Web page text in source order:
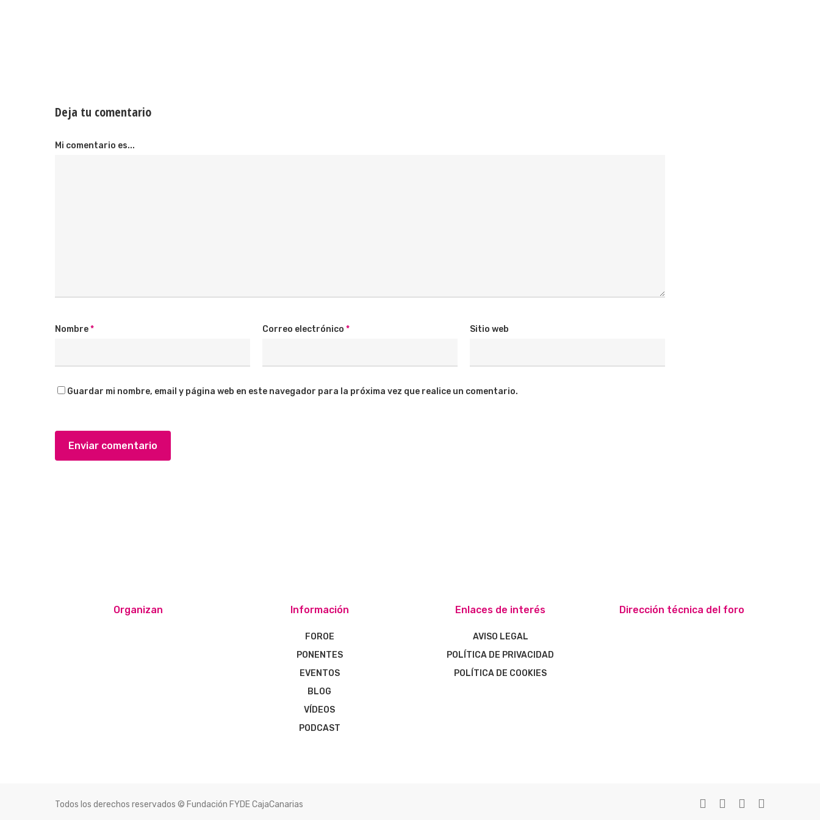
Deja tu comentario
Mi comentario es...
Nombre* Correo electrónico * Sitio web
Guardar mi nombre, email y página web en este navegador para la próxima vez que realice un comentario.
Organizan Información
FOROE
PONENTES
EVENTOS
BLOG
VÍDEOS
PODCAST
Enlaces de interés
AVISO LEGAL
POLÍTICA DE PRIVACIDAD
POLÍTICA DE COOKIES
Dirección técnica del foro
Todos los derechos reservados © Fundación FYDE CajaCanarias twitterfacebookyoutubeinstagram